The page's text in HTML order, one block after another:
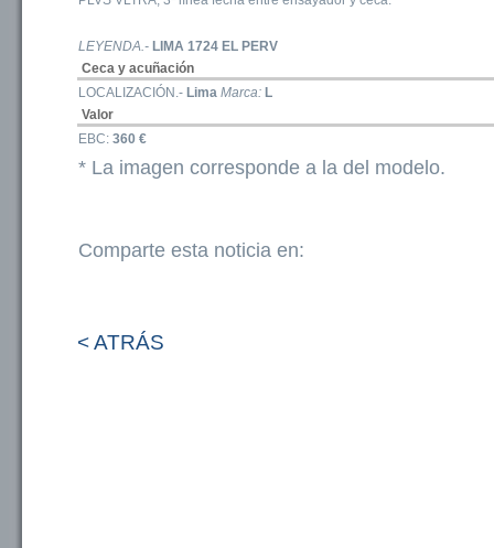
LEYENDA.- LIMA 1724 EL PERV
Ceca y acuñación
LOCALIZACIÓN.- Lima Marca: L
Valor
EBC: 360 €
* La imagen corresponde a la del modelo.
Comparte esta noticia en:
< ATRÁS